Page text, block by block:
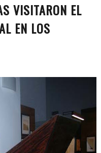
VISITARON EL
EN LOS